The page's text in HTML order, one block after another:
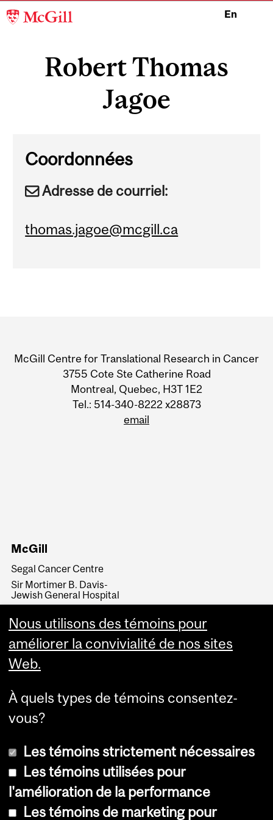
McGill
En
navigationRobert Thomas
Jagoe
Coordonnées
Adresse de courriel:
thomas.jagoe@mcgill.ca
and
University
Information
McGill Centre for Translational Research in Cancer
3755 Cote Ste Catherine Road
Montreal, Quebec, H3T 1E2
Tel.: 514-340-8222 x28873
email
McGill
Segal Cancer Centre
Sir Mortimer B. Davis-
Jewish General Hospital
Medical Research
McGill Department of
Oncology
McGill University Health
Centre
McGill Cancer Prevention
Program
© Université McGill, 2026
Nous utilisons des témoins pour
améliorer la convivialité de nos sites
Web.
À quels types de témoins consentez-
vous?
Les témoins strictement nécessaires
Les témoins utilisées pour
l'amélioration de la performance
Les témoins de marketing pour